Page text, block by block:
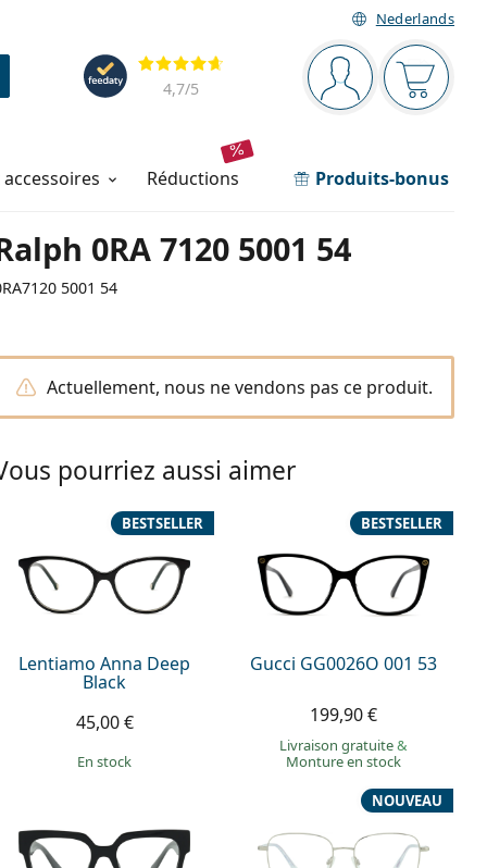
Nederlands
Barre de navigation
Vous êtesVotre
Évaluation
4,7/5
réductions Produits-bonus
0RA 7120 5001 54
5001 54
Actuellement, nous ne vendons pas ce produit.
pourriez aussi aimer
Lentiamo Anna Deep
Black
BESTSELLER
45,00 €
en stock
Gucci GG0026O 001 53
BESTSELLER
199,90 €
Livraison gratuite&
Monture en stock
NOUVEAU